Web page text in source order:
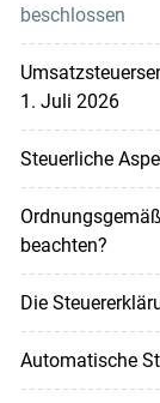
beschlossen
1. Juli 2026
Steuerliche
beachten?
Die
Automatische